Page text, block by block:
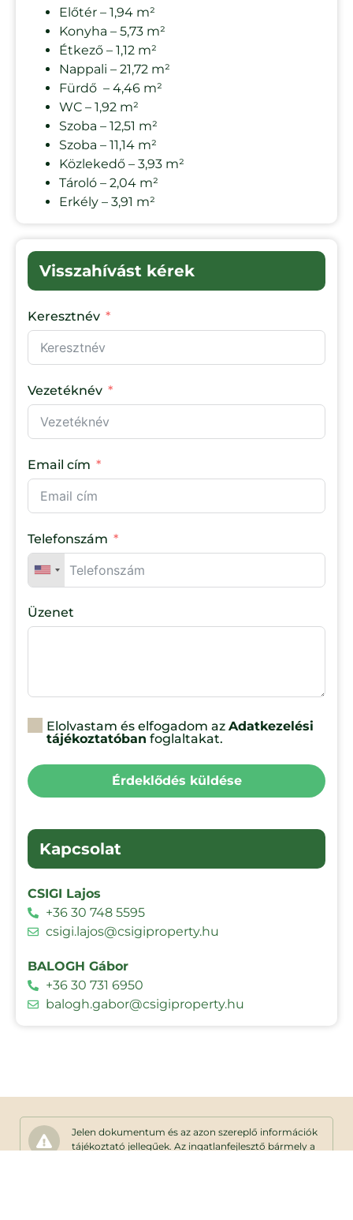
Előtér – 1,94 m²
Konyha – 5,73 m²
Étkező – 1,12 m²
Nappali – 21,72 m²
Fürdő – 4,46 m²
WC – 1,92 m²
Szoba – 12,51 m²
Szoba – 11,14 m²
Közlekedő – 3,93 m²
Tároló – 2,04 m²
Erkély – 3,91 m²
Visszahívást kérek
Keresztnév
Vezetéknév
Email cím
Telefonszám
Üzenet
Elolvastam és elfogadom az Adatkezelési
tájékoztatóban foglaltakat.
Érdeklődés küldése
Kapcsolat
CSIGI Lajos
+36 30 748 5595
csigi.lajos@csigiproperty.hu
BALOGH Gábor
+36 30 731 6950
balogh.gabor@csigiproperty.hu
Jelen dokumentum és az azon szereplő információk
tájékoztató jellegűek. Az ingatlanfejlesztő bármely a